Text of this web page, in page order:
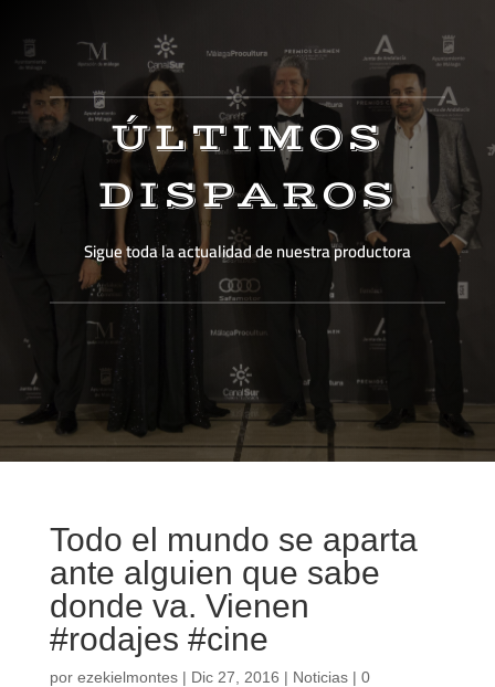
ÚLTIMOS
DISPAROS
Sigue toda la actualidad de nuestra productora
Todo el mundo se aparta
ante alguien que sabe
donde va. Vienen
#rodajes #cine
por ezekielmontes| Dic 27, 2016 | Noticias| 0